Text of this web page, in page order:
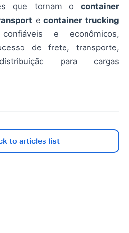
que tornam o container
econtainer trucking
e econômicos,
de frete, transporte,
para cargas
to articles list